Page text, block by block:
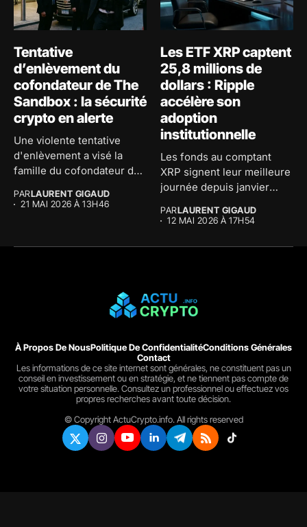
Tentative
d’enlèvement du
cofondateur de The
Sandbox : la sécurité
crypto en alerte
Une violente tentative
d'enlèvement a visé la
famille du cofondateur de
PARLAURENT GIGAUD
21 MAI 2026 À 13H46
Les ETF XRP captent
25,8 millions de
dollars : Ripple
accélère son
adoption
institutionnelle
Les fonds au comptant
XRP signent leur meilleure
journée depuis janvier
PARLAURENT GIGAUD
12 MAI 2026 À 17H54
À Propos De NousPolitique De ConfidentialitéConditions Générales
Contact
Les informations de ce site internet sont générales, ne constituent pas un
conseil en investissement ou en stratégie, et ne tiennent pas compte de
votre situation personnelle. Consultez un professionnel ou effectuez vos
propres recherches avant toute décision.
© Copyright ActuCrypto.info. All rights reserved